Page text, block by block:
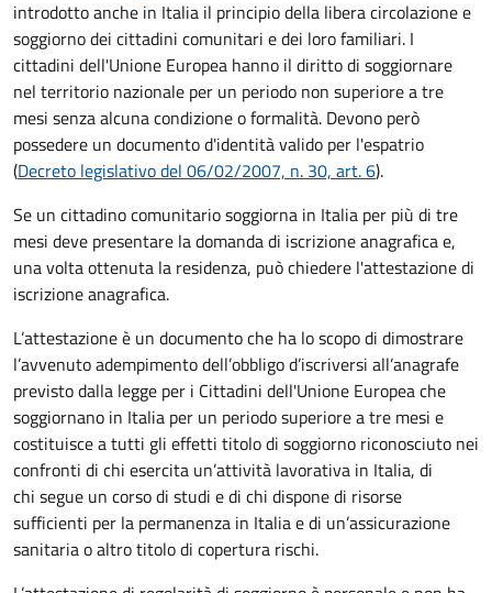
introdotto anche in Italia il principio della libera circolazione e
soggiorno dei cittadini comunitari e dei loro familiari. I
cittadini dell'Unione Europea hanno il diritto di soggiornare
nel territorio nazionale per un periodo non superiore a tre
mesi senza alcuna condizione o formalità. Devono però
possedere un documento d'identità valido per l'espatrio
(Decreto legislativo del 06/02/2007, n. 30, art. 6).
Se un cittadino comunitario soggiorna in Italia per più di tre
mesi deve presentare la domanda di iscrizione anagrafica e,
una volta ottenuta la residenza, può chiedere l'attestazione di
iscrizione anagrafica.
L’attestazione è un documento che ha lo scopo di dimostrare
l’avvenuto adempimento dell’obbligo d’iscriversi all’anagrafe
previsto dalla legge per i Cittadini dell'Unione Europea che
soggiornano in Italia per un periodo superiore a tre mesi e
costituisce a tutti gli effetti titolo di soggiorno riconosciuto nei
confronti di chi esercita un’attività lavorativa in Italia, di
chi segue un corso di studi e di chi dispone di risorse
sufficienti per la permanenza in Italia e di un’assicurazione
sanitaria o altro titolo di copertura rischi.